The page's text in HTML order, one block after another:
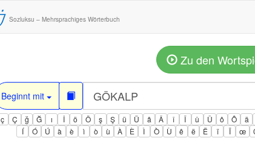
Sozluksu – Mehrsprachiges Wörterbuch
Zu den
Beginnt mit
ç Ç ğ Ğ ı İ ö Ö ş Ş ü Ü â Â î Î û Û ô Ô ä
Í
Ó Ú à è ì ò ù À È Ì Ò Ù ê ë Ë ï Ï œ